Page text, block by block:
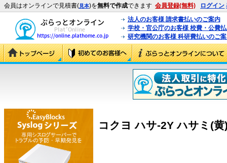
会員はオンラインで見積書(見本)を無料で作成できます 会員登録(無料) ログイン
法人のお客様 請求書払いのご案内
学校・官公庁のお客様 校費・公費
研究機関のお客様 科研費払いのご
コクヨ ハサ-2Y ハサミ(黄